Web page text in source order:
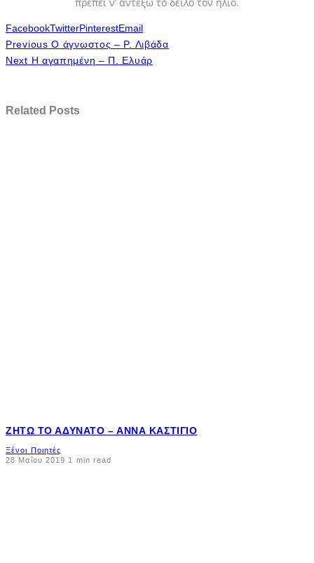
FacebookTwitterPinterestEmail
Previous Ο άγνωστος – Ρ. Λιβάδα
Next Η αγαπημένη – Π. Ελυάρ
Related Posts
ΖΗΤΏ ΤΟ ΑΔΎΝΑΤΟ – ΆΝΝΑ ΚΑΣΤΊΓΙΟ
Ξένοι Ποιητές
28 Μαΐου 2019 1 min read